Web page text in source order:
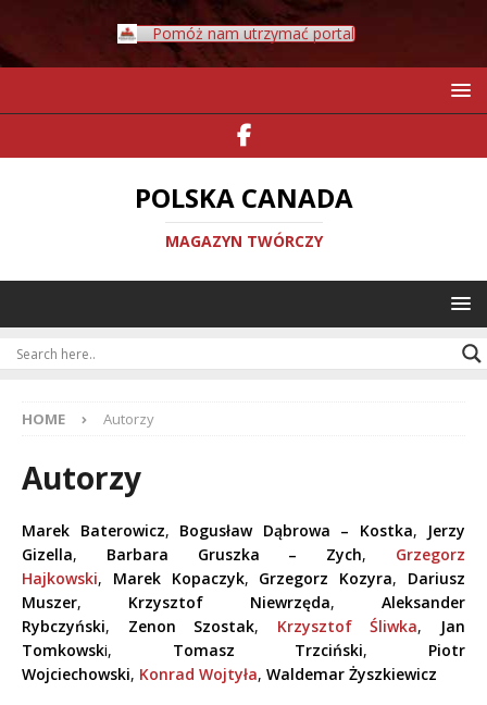
Pomóż nam utrzymać portal
POLSKA CANADA
MAGAZYN TWÓRCZY
HOME Autorzy
Autorzy
Marek Baterowicz, Bogusław Dąbrowa – Kostka,
Jerzy
Gizella, Barbara Gruszka – Zych, Grzegorz
Hajkowski, Marek Kopaczyk, Grzegorz Kozyra, Dariusz
Muszer, Krzysztof Niewrzęda, Aleksander
Rybczyński, Zenon Szostak, Krzysztof Śliwka,
Jan
Tomkowski, Tomasz Trzciński, Piotr
Wojciechowski, Konrad Wojtyła, Waldemar Żyszkiewicz